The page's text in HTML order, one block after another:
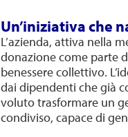
Un’iniziativa che
L’azienda, attiva nella
donazione come parte
benessere collettivo.
dai dipendenti che già
voluto trasformare un
condiviso, capace di